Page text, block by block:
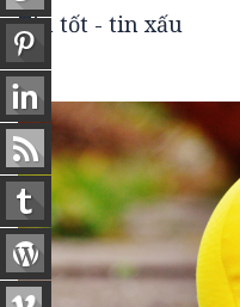
Tin tốt - tin xấu